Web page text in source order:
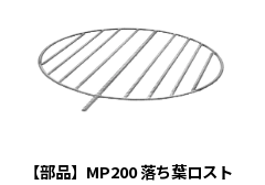
【部品】MP200 落ち葉ロスト